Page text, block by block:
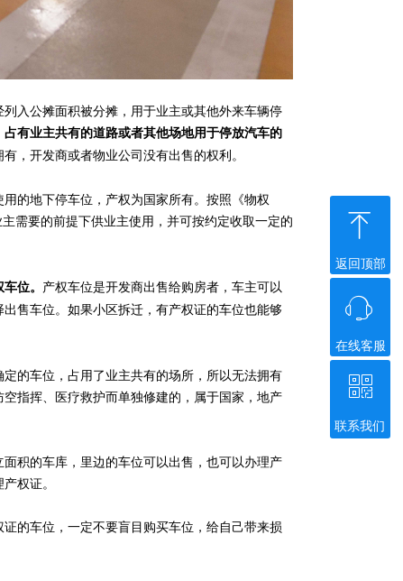
入公摊面积被分摊，用于业主或其他外来车辆停
占有业主共有的道路或者其他场地用于停放汽车的
，开发商或者物业公司没有出售的权利。
的地下停车位，产权为国家所有。按照《物权
需要的前提下供业主使用，并可按约定收取一定的
位。 产权车位是开发商出售给购房者，车主可以
出售车位。如果小区拆迁，有产权证的车位也能够
的车位，占用了业主共有的场所，所以无法拥有
指挥、医疗救护而单独修建的，属于国家，地产
积的车库，里边的车位可以出售，也可以办理产
权证。
的车位，一定不要盲目购买车位，给自己带来损
在线客服
ꁱ
返回顶部
ꁸ
联系我们
ꀥ
微信二维码